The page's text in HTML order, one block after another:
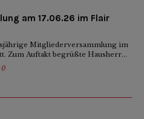
am 17.06.26 im Flair
Mitgliederversammlung im
Zum Auftakt begrüßte Hausherr...
0